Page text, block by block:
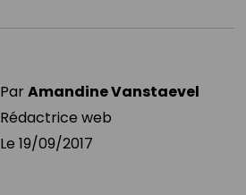
ParAmandine Vanstaevel
Rédactrice web
Le 19/09/2017